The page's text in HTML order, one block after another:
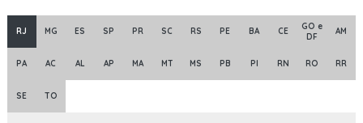
RJ MG ES SP PR SC RS PE BA CE
GO e
DF
AM
PA AC AL AP MA MT MS PB PI RN RO RR
SE TO